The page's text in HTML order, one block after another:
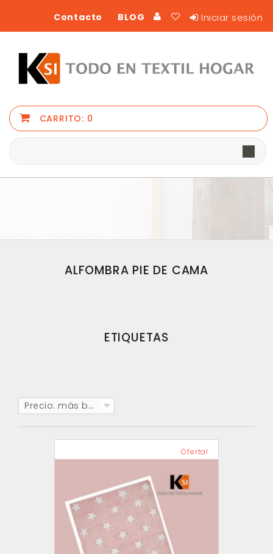
Iniciar sesión
BLOG
Contacto
CARRITO: 0
ALFOMBRA PIE DE CAMA
ETIQUETAS
Precio: más baratos primero
Oferta!